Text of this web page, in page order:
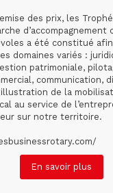
des prix, les
d’accompagnement
a été constitué afin
domaines variés :
patrimoniale,
communication,
de la
au service de
sur notre territoire.
En savoir plus